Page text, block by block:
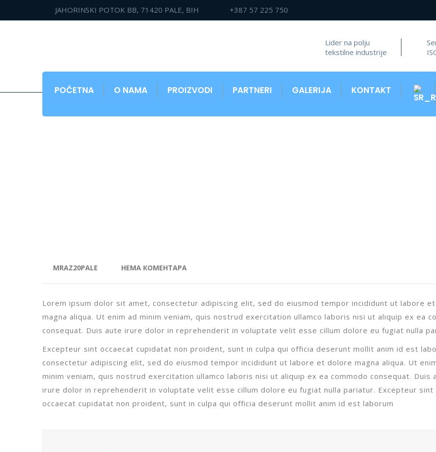
JAHORINSKI POTOK BB, 71420 PALE, BIH +387 57 225 750
Lider na polju
tekstilne industrije
POČETNA O NAMA PROIZVODI PARTNERI GALERIJA KONTAKT
MRAZ20PALE НЕМА КОМЕНТАРА
Lorem ipsum dolor sit amet, consectetur adipiscing elit, sed do eiusmod tempor incididunt ut labore
magna aliqua. Ut enim ad minim veniam, quis nostrud exercitation ullamco laboris nisi ut aliquip ex ea
consequat. Duis aute irure dolor in reprehenderit in voluptate velit esse cillum dolore eu fugiat nulla
Excepteur sint occaecat cupidatat non proident, sunt in culpa qui officia deserunt mollit anim id est
consectetur adipiscing elit, sed do eiusmod tempor incididunt ut labore et dolore magna aliqua. Ut
minim veniam, quis nostrud exercitation ullamco laboris nisi ut aliquip ex ea commodo consequat. Duis
irure dolor in reprehenderit in voluptate velit esse cillum dolore eu fugiat nulla pariatur. Excepteur sint
occaecat cupidatat non proident, sunt in culpa qui officia deserunt mollit anim id est laborum